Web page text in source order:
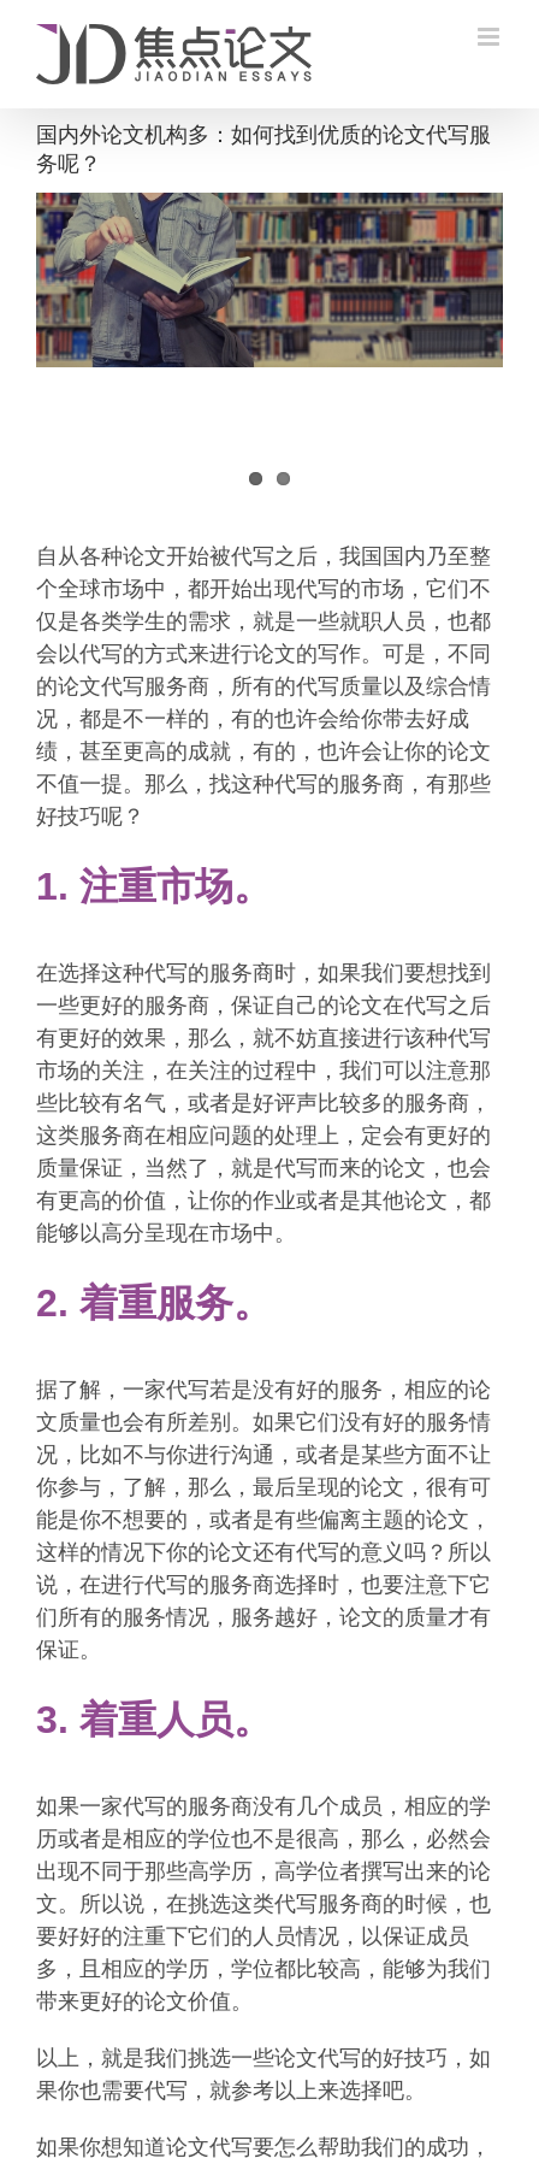
content
国内外论文机构多：如何找到优质的论文代写服
务呢？
View
Larger
Image
自从各种论文开始被代写之后，我国国内乃至整
个全球市场中，都开始出现代写的市场，它们不
仅是各类学生的需求，就是一些就职人员，也都
会以代写的方式来进行论文的写作。可是，不同
的论文代写服务商，所有的代写质量以及综合情
况，都是不一样的，有的也许会给你带去好成
绩，甚至更高的成就，有的，也许会让你的论文
不值一提。那么，找这种代写的服务商，有那些
好技巧呢？
1. 注重市场。
在选择这种代写的服务商时，如果我们要想找到
一些更好的服务商，保证自己的论文在代写之后
有更好的效果，那么，就不妨直接进行该种代写
市场的关注，在关注的过程中，我们可以注意那
些比较有名气，或者是好评声比较多的服务商，
这类服务商在相应问题的处理上，定会有更好的
质量保证，当然了，就是代写而来的论文，也会
有更高的价值，让你的作业或者是其他论文，都
能够以高分呈现在市场中。
2. 着重服务。
据了解，一家代写若是没有好的服务，相应的论
文质量也会有所差别。如果它们没有好的服务情
况，比如不与你进行沟通，或者是某些方面不让
你参与，了解，那么，最后呈现的论文，很有可
能是你不想要的，或者是有些偏离主题的论文，
这样的情况下你的论文还有代写的意义吗？所以
说，在进行代写的服务商选择时，也要注意下它
们所有的服务情况，服务越好，论文的质量才有
保证。
3. 着重人员。
如果一家代写的服务商没有几个成员，相应的学
历或者是相应的学位也不是很高，那么，必然会
出现不同于那些高学历，高学位者撰写出来的论
文。所以说，在挑选这类代写服务商的时候，也
要好好的注重下它们的人员情况，以保证成员
多，且相应的学历，学位都比较高，能够为我们
带来更好的论文价值。
以上，就是我们挑选一些论文代写的好技巧，如
果你也需要代写，就参考以上来选择吧。
如果你想知道论文代写要怎么帮助我们的成功，